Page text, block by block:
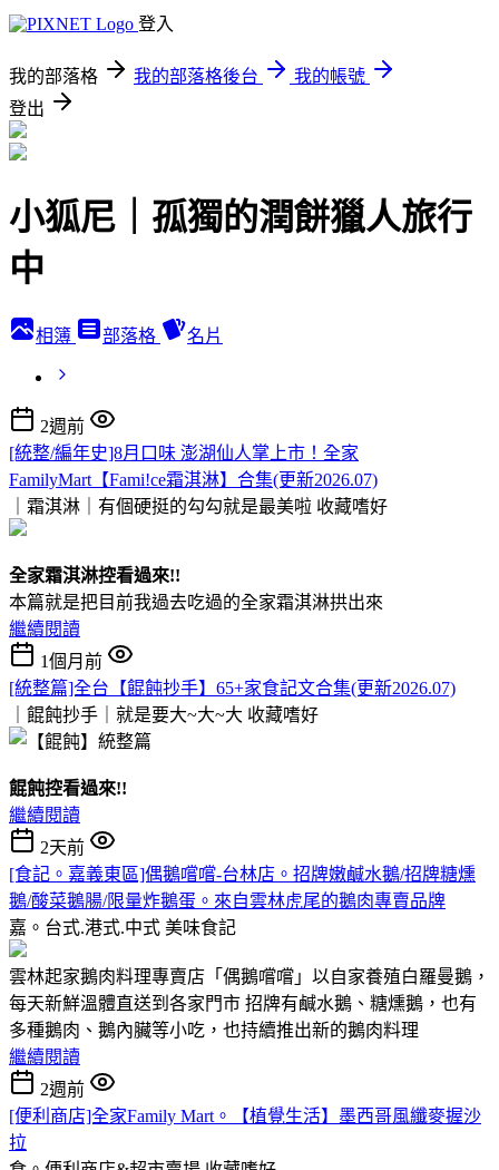
登入
我的部落格 我的部落格後台
我的帳號
登出
小狐尼｜孤獨的潤餅獵人旅行
中
相簿 部落格 名片
2週前
[統整/編年史]8月口味 澎湖仙人掌上市！全家
FamilyMart【Fami!ce霜淇淋】合集(更新2026.07)
｜霜淇淋｜有個硬挺的勾勾就是最美啦 收藏嗜好
全家霜淇淋控看過來!!
本篇就是把目前我過去吃過的全家霜淇淋拱出來
繼續閱讀
1個月前
[統整篇]全台【餛飩抄手】65+家食記文合集(更新2026.07)
｜餛飩抄手｜就是要大~大~大 收藏嗜好
餛飩控看過來!!
繼續閱讀
2天前
[食記。嘉義東區]偶鵝嚐嚐-台林店。招牌嫩鹹水鵝/招牌糖燻
鵝/酸菜鵝腸/限量炸鵝蛋。來自雲林虎尾的鵝肉專賣品牌
嘉。台式.港式.中式 美味食記
雲林起家鵝肉料理專賣店「偶鵝嚐嚐」以自家養殖白羅曼鵝，
每天新鮮溫體直送到各家門市 招牌有鹹水鵝、糖燻鵝，也有
多種鵝肉、鵝內臟等小吃，也持續推出新的鵝肉料理
繼續閱讀
2週前
[便利商店]全家Family Mart。【植覺生活】墨西哥風纖麥握沙
拉